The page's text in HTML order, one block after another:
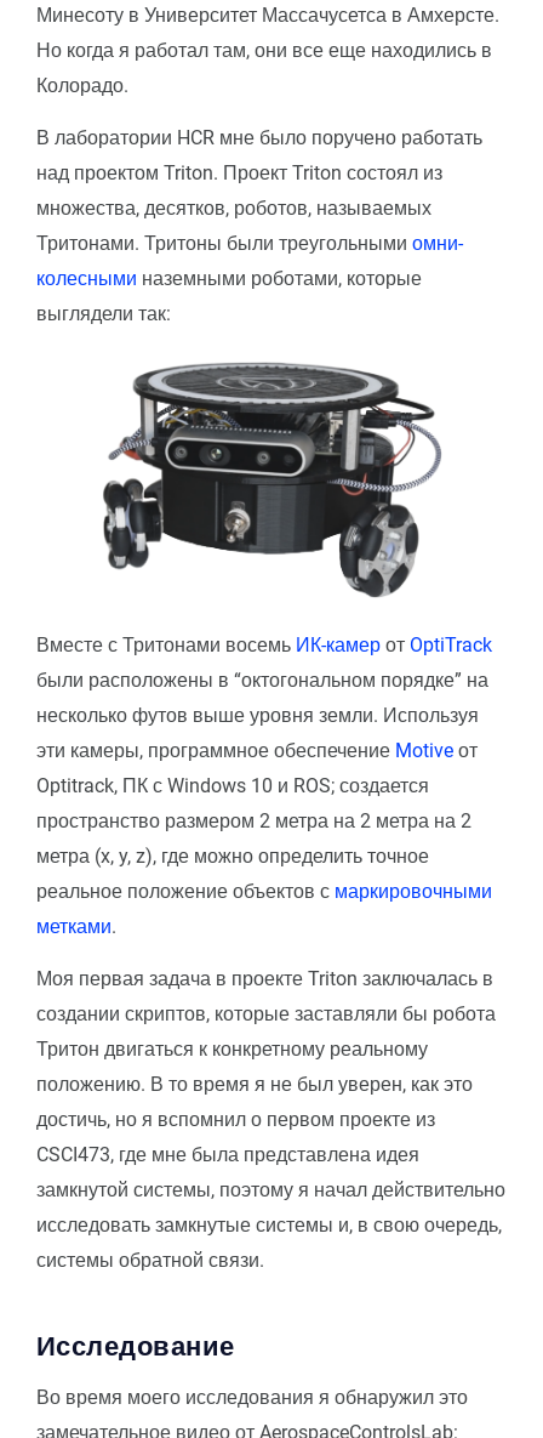
Минесоту в Университет Массачусетса в Амхерсте.
Но когда я работал там, они все еще находились в
Колорадо.
В лаборатории HCR мне было поручено работать
над проектом Triton. Проект Triton состоял из
множества, десятков, роботов, называемых
Тритонами. Тритоны были треугольными омни-
колесными наземными роботами, которые
выглядели так:
Вместе с Тритонами восемь ИК-камер от OptiTrack
были расположены в “октогональном порядке” на
несколько футов выше уровня земли. Используя
эти камеры, программное обеспечение Motive от
Optitrack, ПК с Windows 10 и ROS; создается
пространство размером 2 метра на 2 метра на 2
метра (x, y, z), где можно определить точное
реальное положение объектов с маркировочными
метками.
Моя первая задача в проекте Triton заключалась в
создании скриптов, которые заставляли бы робота
Тритон двигаться к конкретному реальному
положению. В то время я не был уверен, как это
достичь, но я вспомнил о первом проекте из
CSCI473, где мне была представлена идея
замкнутой системы, поэтому я начал действительно
исследовать замкнутые системы и, в свою очередь,
системы обратной связи.
Исследование
Во время моего исследования я обнаружил это
замечательное видео от AerospaceControlsLab: